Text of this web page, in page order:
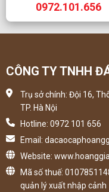
0972.101.656
CÔNG TY TNHH
Trụ sở chính: Đội 16,
TP. Hà Nội
Hotline: 0972 101 656
Email:
Website:
Mã số thuế:
quản lý xuất nhập cảnh